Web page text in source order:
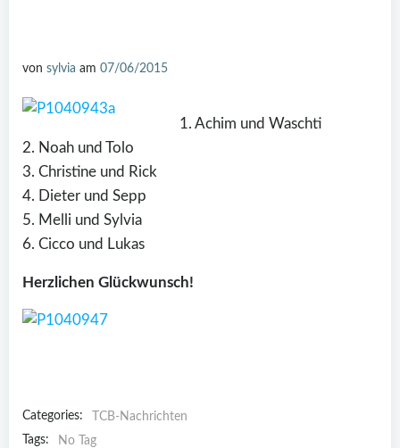
von sylvia am 07/06/2015
1. Achim und Waschti
2. Noah und Tolo
3. Christine und Rick
4. Dieter und Sepp
5. Melli und Sylvia
6. Cicco und Lukas
Herzlichen Glückwunsch!
Categories:
TCB-Nachrichten
Tags:
No Tag